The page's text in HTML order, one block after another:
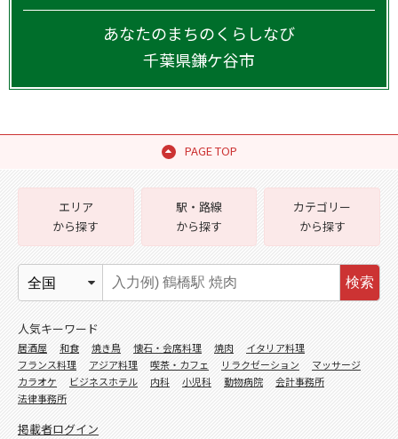
あなたのまちのくらしなび
千葉県鎌ケ谷市
PAGE TOP
エリア
から探す
駅・路線
から探す
カテゴリー
から探す
検索
人気キーワード
居酒屋 和食 焼き鳥 懐石・会席料理 焼肉
イタリア料理
フランス料理
アジア料理 喫茶・カフェ リラクゼーション
マッサージ
カラオケ
ビジネスホテル 内科 小児科 動物病院
会計事務所
法律事務所
掲載者ログイン